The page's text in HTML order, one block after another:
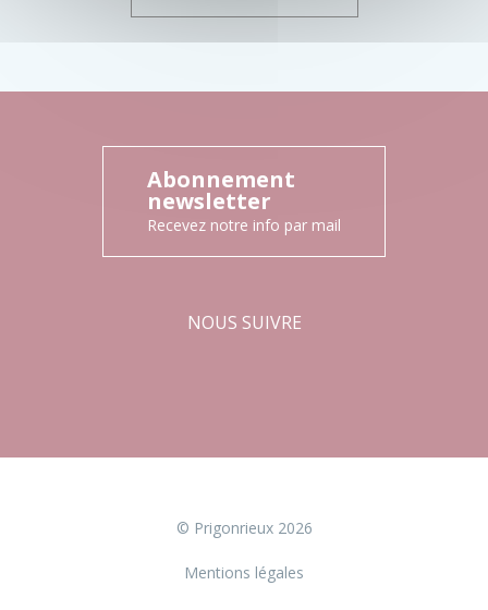
Abonnement
newsletter
Recevez notre info par mail
NOUS SUIVRE
© Prigonrieux 2026
Mentions légales